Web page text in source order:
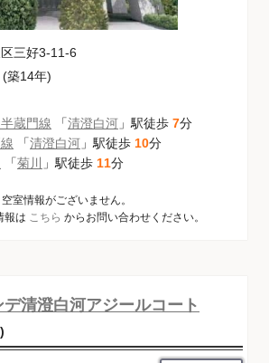
三好3-11-6
築14年)
蔵門線 「清澄白河 」駅徒歩 7分
「清澄白河 」駅徒歩 10分
「菊川 」駅徒歩 11分
空室情報がございません。
報は こちら からお問い合わせください。
清澄白河アジールコート